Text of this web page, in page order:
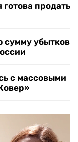
продать
убытков
с массовыми